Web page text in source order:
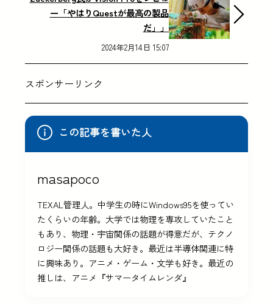
ー「やはりQuestが最高の製品
だ」」
2024年2月14日 15:07
スポンサーリンク
この記事を書いた人
masapoco
TEXAL管理人。中学生の時にWindows95を使ってい
たくらいの年齢。大学では物理を専攻していたこと
もあり、物理・宇宙関係の話題が得意だが、テクノ
ロジー関係の話題も大好き。最近は半導体関連に特
に興味あり。アニメ・ゲーム・文学も好き。最近の
推しは、アニメ『サマータイムレンダ』